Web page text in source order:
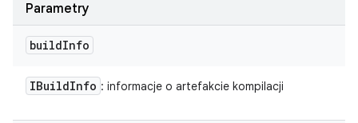
Parametry
buildInfo
IBuildInfo : informacje o artefakcie kompilacji